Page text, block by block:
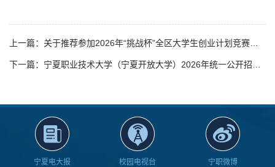
宁夏电大报 校园电视台 宁职微博